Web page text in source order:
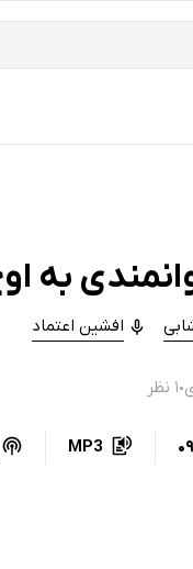
به
افشین اعتماد
● ۱ نظر
MP3